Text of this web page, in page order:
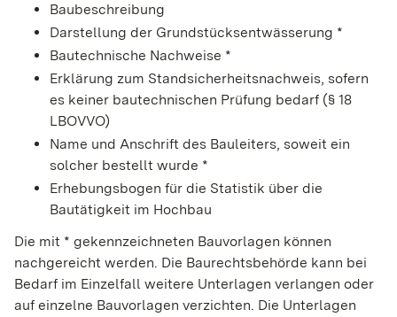
Baubeschreibung
Darstellung der Grundstücksentwässerung *
Bautechnische Nachweise *
Erklärung zum Standsicherheitsnachweis, sofern
es keiner bautechnischen Prüfung bedarf (§ 18
LBOVVO)
Name und Anschrift des Bauleiters, soweit ein
solcher bestellt wurde *
Erhebungsbogen für die Statistik über die
Bautätigkeit im Hochbau
Die mit * gekennzeichneten Bauvorlagen können
nachgereicht werden. Die Baurechtsbehörde kann bei
Bedarf im Einzelfall weitere Unterlagen verlangen oder
auf einzelne Bauvorlagen verzichten. Die Unterlagen